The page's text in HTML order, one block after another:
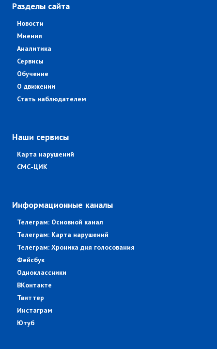
Разделы сайта
Новости
Мнения
Аналитика
Сервисы
Обучение
О движении
Стать наблюдателем
Наши сервисы
Карта нарушений
СМС-ЦИК
Информационные каналы
Телеграм: Основной канал
Телеграм: Карта нарушений
Телеграм: Хроника дня голосования
Фейсбук
Одноклассники
ВКонтакте
Твиттер
Инстаграм
Ютуб